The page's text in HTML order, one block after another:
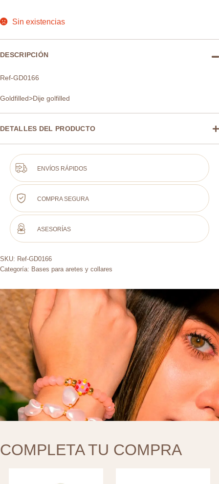
Sin existencias
DESCRIPCIÓN
Ref-GD0166
Goldfilled>Dije golfilled
DETALLES DEL PRODUCTO
ENVÍOS RÁPIDOS
COMPRA SEGURA
ASESORÍAS
SKU: Ref-GD0166
Categoría: Bases para aretes y collares
COMPLETA TU COMPRA